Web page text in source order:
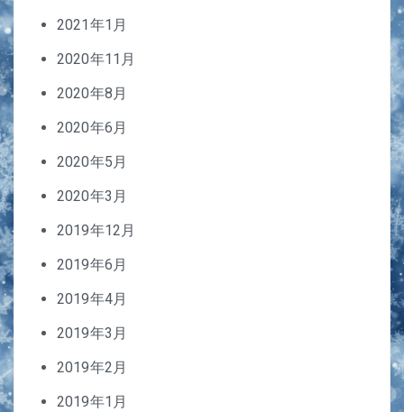
2021年1月
2020年11月
2020年8月
2020年6月
2020年5月
2020年3月
2019年12月
2019年6月
2019年4月
2019年3月
2019年2月
2019年1月